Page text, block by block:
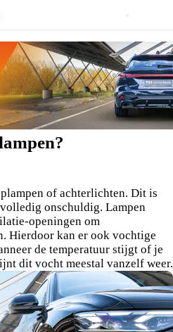
of achterlichten. Dit is
onschuldig. Lampen
openingen om
Hierdoor kan er ook vochtige
de temperatuur stijgt of je
dit vocht meestal vanzelf weer.